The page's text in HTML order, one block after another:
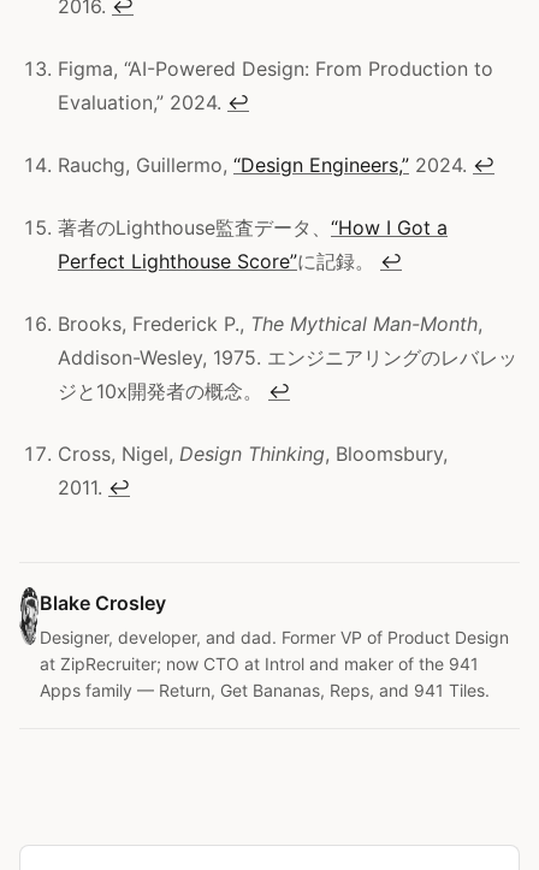
2016. ↩
Figma, “AI-Powered Design: From Production to
Evaluation,” 2024. ↩
Rauchg, Guillermo, “Design Engineers,” 2024. ↩
著者のLighthouse監査データ、 “How I Got a
Perfect Lighthouse Score”に記録。 ↩
Brooks, Frederick P., The Mythical Man-Month,
Addison-Wesley, 1975. エンジニアリングのレバレッ
ジと10x開発者の概念。 ↩
Cross, Nigel, Design Thinking, Bloomsbury,
2011. ↩
Blake Crosley
Designer, developer, and dad. Former VP of Product Design
at ZipRecruiter; now CTO at Introl and maker of the 941
Apps family — Return, Get Bananas, Reps, and 941 Tiles.